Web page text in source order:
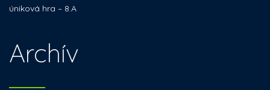
úniková hra – 8.A
Archív